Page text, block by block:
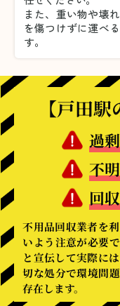
また、重い物や壊
を傷つけずに運べ
す。
【戸田
過
不
回
不用品回収業者を
いよう注意が必要
と宣伝して実際に
切な処分で環境問
存在します。